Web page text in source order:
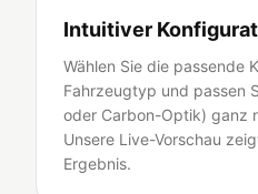
Intuitiver
Wählen Sie die passende
Fahrzeugtyp und passen
oder Carbon-Optik) ganz
Unsere Live-Vorschau
Ergebnis.